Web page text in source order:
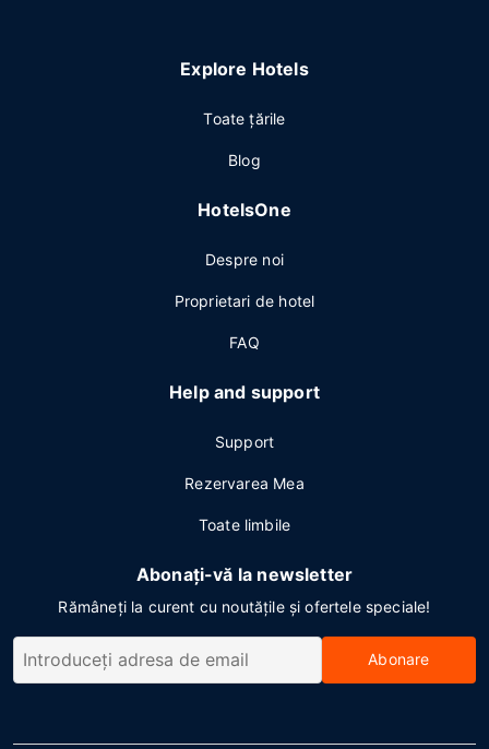
Explore Hotels
Toate ţările
Blog
HotelsOne
Despre noi
Proprietari de hotel
FAQ
Help and support
Support
Rezervarea Mea
Toate limbile
Abonați-vă la newsletter
Rămâneți la curent cu noutățile și ofertele speciale!
Abonare